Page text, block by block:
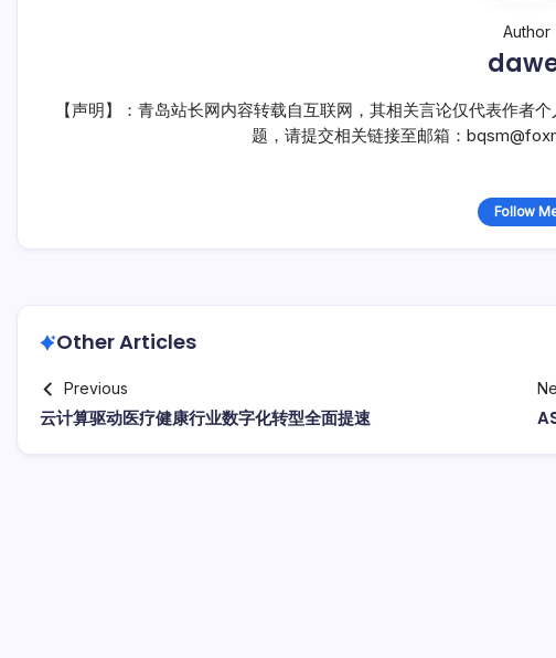
Author
【声明】：青岛站长网内容转载自互联网，其相关言论仅代表作者
题，请提交相关链接至邮箱：
Follow
Other Articles
Previous
云计算驱动医疗健康行业数字化转型全面提速